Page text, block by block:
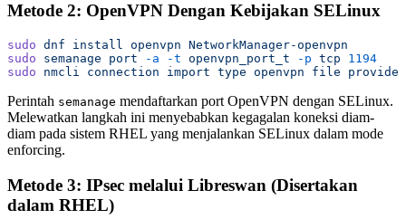
Metode 2: OpenVPN Dengan Kebijakan SELinux
sudo dnf install openvpn NetworkManager-openvpn
sudo semanage port -a -t openvpn_port_t -p tcp 1194
sudo nmcli connection import type openvpn file
Perintah semanage mendaftarkan port OpenVPN dengan SELinux.
Melewatkan langkah ini menyebabkan kegagalan koneksi diam-
diam pada sistem RHEL yang menjalankan SELinux dalam mode
enforcing.
Metode 3: IPsec melalui Libreswan (Disertakan
dalam RHEL)